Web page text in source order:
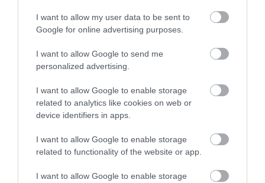
I want to allow my user data to be sent to
Google for online advertising purposes.
I want to allow Google to send me
personalized advertising.
I want to allow Google to enable storage
related to analytics like cookies on web or
device identifiers in apps.
I want to allow Google to enable storage
related to functionality of the website or app.
I want to allow Google to enable storage
Értékelések
4.8
Összesen 4
5 3
3 0
2